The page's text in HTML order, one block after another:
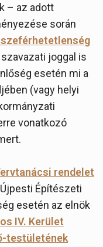
– az adott
során
joggal is
esetén mi a
(vagy helyi
vonatkozó
rendelet
Építészeti
esetén az elnök
IV. Kerület
testületének